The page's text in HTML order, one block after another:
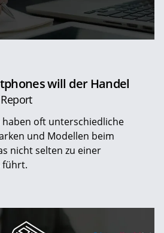
will der Handel
oft unterschiedliche
und Modellen beim
nicht selten zu einer
führt.